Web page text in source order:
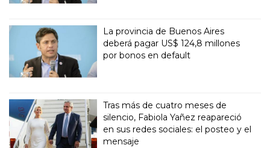
La provincia de Buenos Aires
deberá pagar US$ 124,8 millones
por bonos en default
Tras más de cuatro meses de
silencio, Fabiola Yañez reapareció
en sus redes sociales: el posteo y el
mensaje